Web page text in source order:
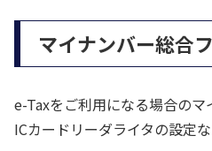
マイナンバー総合
e-Taxをご利用になる場合の
ICカードリーダライタの設定